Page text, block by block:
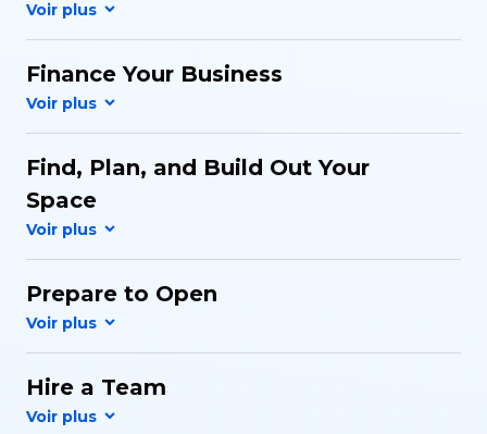
Finance Your Business
Find, Plan, and Build Out Your
Space
Prepare to Open
Hire a Team